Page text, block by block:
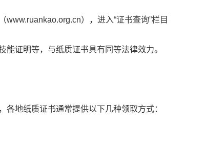
），进入“证书查询”栏目
能证明等，与纸质证书具有同等法律效力。
各地纸质证书通常提供以下几种领取方式：